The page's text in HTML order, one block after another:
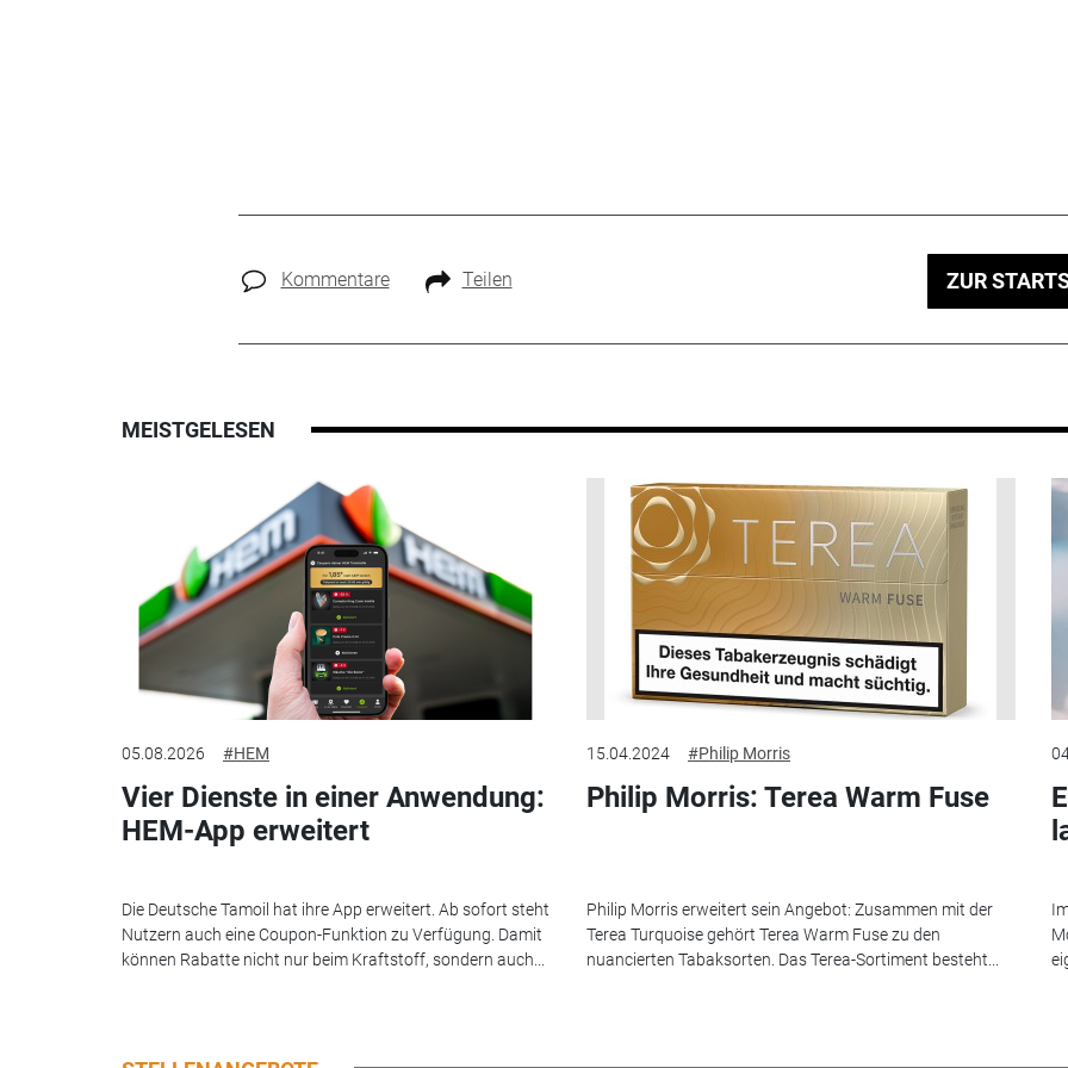
Kommentare Teilen ZUR
MEISTGELESEN
05.08.2026 #HEM
Vier Dienste in einer Anwendung:
HEM-App erweitert
Die Deutsche Tamoil hat ihre App erweitert. Ab sofort steht
Nutzern auch eine Coupon-Funktion zu Verfügung. Damit
können Rabatte nicht nur beim Kraftstoff, sondern auch...
15.04.2024 #Philip Morris
Philip Morris: Terea Warm Fuse
Philip Morris erweitert sein Angebot: Zusammen mit der
Terea Turquoise gehört Terea Warm Fuse zu den
nuancierten Tabaksorten. Das Terea-Sortiment besteht...